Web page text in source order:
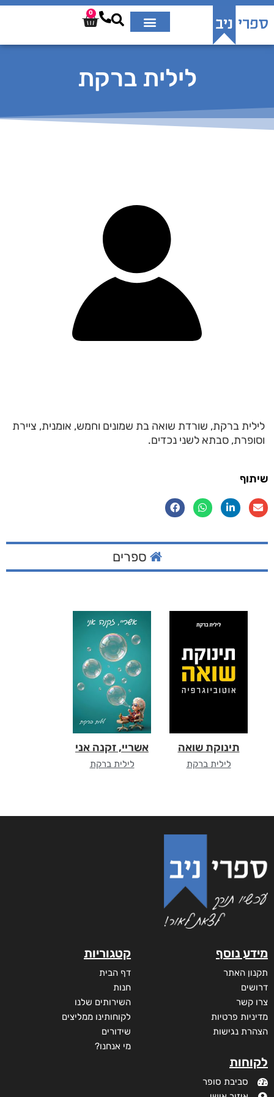
0
לילית ברקת
לילית ברקת, שורדת שואה בת שמונים וחמש, אומנית, ציירת
וסופרת, סבתא לשני נכדים.
שיתוף
ספרים
תינוקת שואה
לילית ברקת
אשריי, זקנה אני
לילית ברקת
מידע נוסף
תקנון האתר
דרושים
צרו קשר
מדיניות פרטיות
הצהרת נגישות
לקוחות
סביבת סופר
קטגוריות
דף הבית
חנות
השירותים שלנו
לקוחותינו ממליצים
שידורים
מי אנחנו?